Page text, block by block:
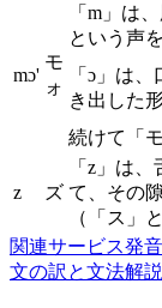
mɔ'
モ
ォ
「m」は
という声
「ɔ」は
き出した
続けて「
z ズ
「z」は
て、その
（「ス」
関連サービス発
文の訳と文法解